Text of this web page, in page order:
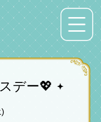
Menu
デー💖